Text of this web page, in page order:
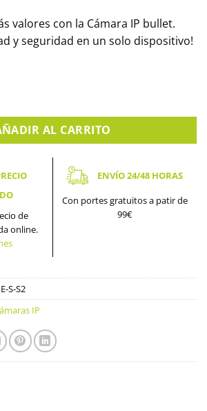
valores con la Cámara IP bullet.
y seguridad en un solo dispositivo!
bullet 4mpx de resolución con micro y AI.
AL CARRITO
de
online.
ENVÍO 24/48 HORAS
Con portes gratuitos a patir de
99€
S-S2
IP